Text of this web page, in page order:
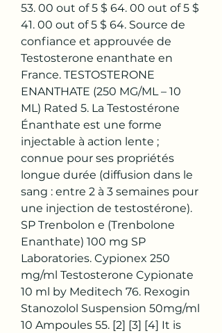
53. 00 out of 5 $ 64. 00 out of 5 $
41. 00 out of 5 $ 64. Source de
confiance et approuvée de
Testosterone enanthate en
France. TESTOSTERONE
ENANTHATE (250 MG/ML – 10
ML) Rated 5. La Testostérone
Énanthate est une forme
injectable à action lente ;
connue pour ses propriétés
longue durée (diffusion dans le
sang : entre 2 à 3 semaines pour
une injection de testostérone).
SP Trenbolon е (Trenbolone
Enanthate) 100 mg SP
Laboratories. Cypionex 250
mg/ml Testosterone Cypionate
10 ml by Meditech 76. Rexogin
Stanozolol Suspension 50mg/ml
10 Ampoules 55. [2] [3] [4] It is